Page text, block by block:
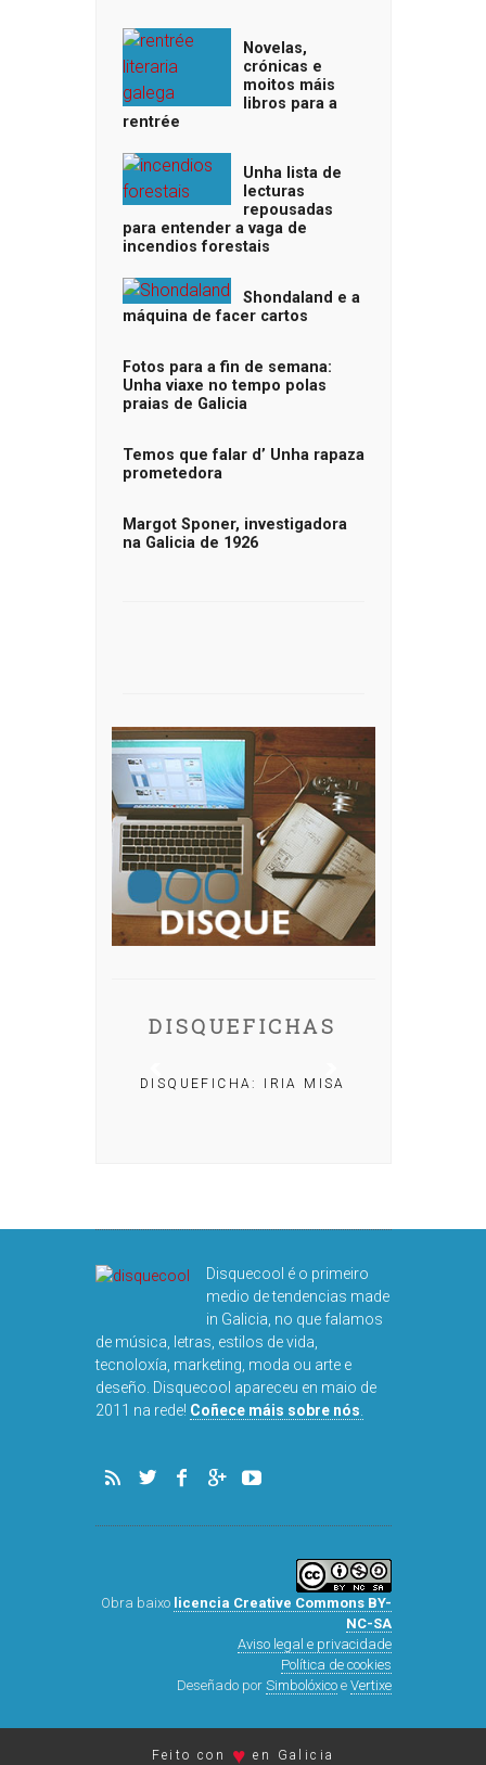
Novelas,
crónicas e
moitos máis
libros para a
rentrée
Unha lista de
lecturas
repousadas
para entender a vaga de
incendios forestais
Shondaland e a
máquina de facer cartos
Fotos para a fin de semana:
Unha viaxe no tempo polas
praias de Galicia
Temos que falar d’ Unha rapaza
prometedora
Margot Sponer, investigadora
na Galicia de 1926
DISQUEFICHAS
DISQUEFICHA: IRIA MISA
Disquecool é o primeiro
medio de tendencias made
in Galicia, no que falamos
de música, letras, estilos de vida,
tecnoloxía, marketing, moda ou arte e
deseño. Disquecool apareceu en maio de
2011 na rede! Coñece máis sobre nós.
Obra baixo licencia Creative Commons BY-
NC-SA
Aviso legal e privacidade
Política de cookies
Deseñado por Simbolóxicoe Vertixe
Feito con ♥ en Galicia